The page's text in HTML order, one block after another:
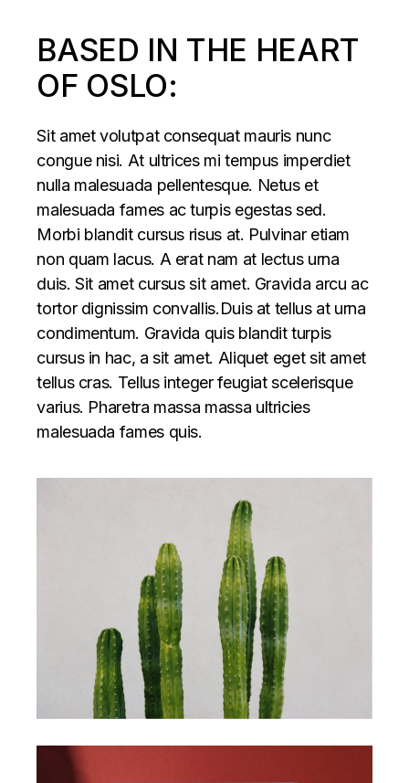
BASED IN THE HEART
OF OSLO:
Sit amet volutpat consequat mauris nunc
congue nisi. At ultrices mi tempus imperdiet
nulla malesuada pellentesque. Netus et
malesuada fames ac turpis egestas sed.
Morbi blandit cursus risus at. Pulvinar etiam
non quam lacus. A erat nam at lectus urna
duis. Sit amet cursus sit amet. Gravida arcu ac
tortor dignissim convallis.Duis at tellus at urna
condimentum. Gravida quis blandit turpis
cursus in hac, a sit amet. Aliquet eget sit amet
tellus cras. Tellus integer feugiat scelerisque
varius. Pharetra massa massa ultricies
malesuada fames quis.